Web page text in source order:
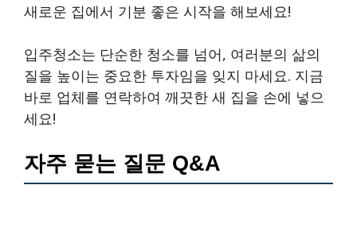
새로운 집에서 기분 좋은 시작을 해보세요!
입주청소는 단순한 청소를 넘어, 여러분의 삶의
질을 높이는 중요한 투자임을 잊지 마세요. 지금
바로 업체를 연락하여 깨끗한 새 집을 손에 넣으
세요!
자주 묻는 질문 Q&A